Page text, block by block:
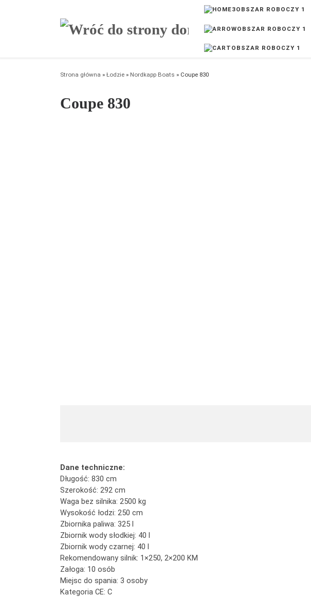
Strona główna » Łodzie » Nordkapp Boats » Coupe 830
Coupe 830
Dane techniczne:
Długość: 830 cm
Szerokość: 292 cm
Waga bez silnika: 2500 kg
Wysokość łodzi: 250 cm
Zbiornika paliwa: 325 l
Zbiornik wody słodkiej: 40 l
Zbiornik wody czarnej: 40 l
Rekomendowany silnik: 1×250, 2×200 KM
Załoga: 10 osób
Miejsc do spania: 3 osoby
Kategoria CE: C